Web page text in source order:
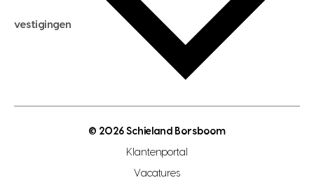
hypotheekadvies
maximale hypotheek berekenen
hypotheek bespaarcheck
gratis zoekprofiel aanmaken
open woningwaarde dag
vestigingen
makelaar regio zoetermeer
© 2026 Schieland Borsboom
Klantenportal
Vacatures